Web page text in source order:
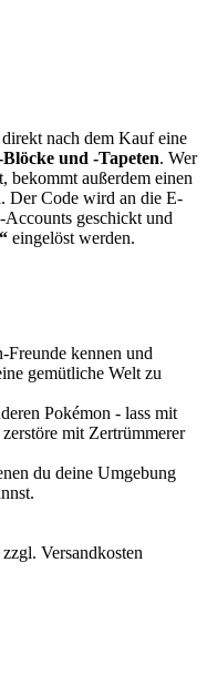
nach dem Kauf eine
und -Tapeten. Wer
bekommt außerdem einen
. Der Code wird an die E-
geschickt und
eingelöst werden.
Freunde kennen und
gemütliche Welt zu
Pokémon - lass mit
mit Zertrümmerer
du deine Umgebung
Versandkosten